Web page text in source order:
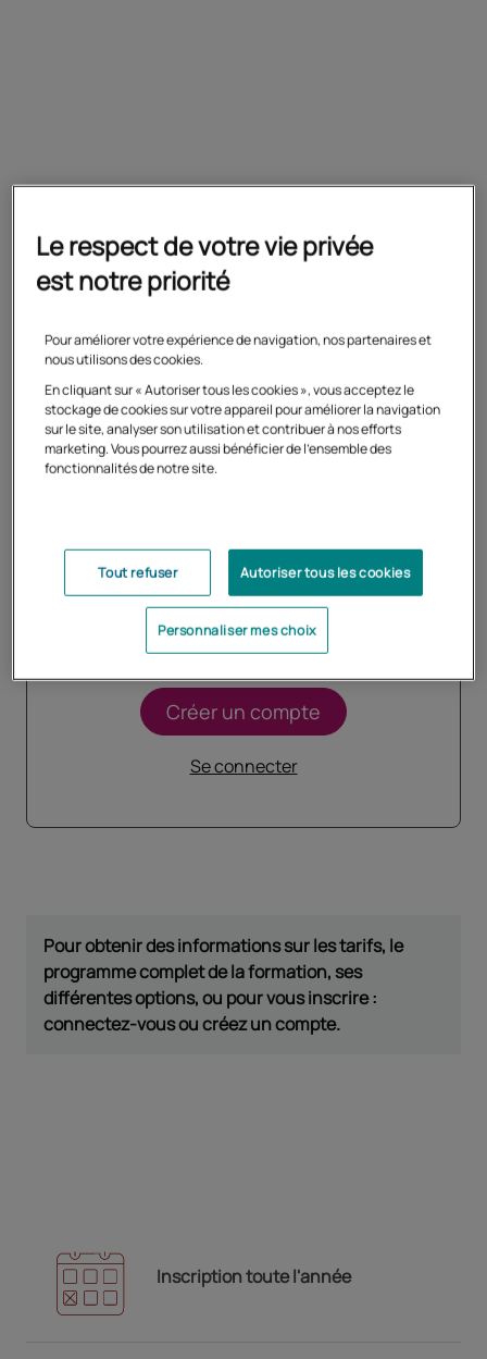
Votre projet sur mesure
Tarifs, programmes,
inscription
Créez votre compte et
découvrez les formules
adaptées à votre profil
Créer un compte
Se connecter
Pour obtenir des informations sur les tarifs, le
programme complet de la formation, ses
différentes options, ou pour vous inscrire :
connectez-vous ou créez un compte.
Inscription toute l'année
Le respect de votre vie privée
est notre priorité
Pour améliorer votre expérience de navigation, nos partenaires et
nous utilisons des cookies.
En cliquant sur « Autoriser tous les cookies », vous acceptez le
stockage de cookies sur votre appareil pour améliorer la navigation
sur le site, analyser son utilisation et contribuer à nos efforts
marketing. Vous pourrez aussi bénéficier de l'ensemble des
fonctionnalités de notre site.
Tout refuser Autoriser tous les cookies
Personnaliser mes choix